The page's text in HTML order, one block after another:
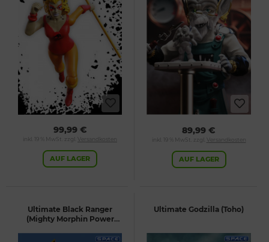
99,99 €
inkl. 19 % MwSt. zzgl. Versandkosten
AUF LAGER
89,99 €
inkl. 19 % MwSt. zzgl. Versandkosten
AUF LAGER
Ultimate Black Ranger
(Mighty Morphin Power
Ultimate Godzilla (Toho)